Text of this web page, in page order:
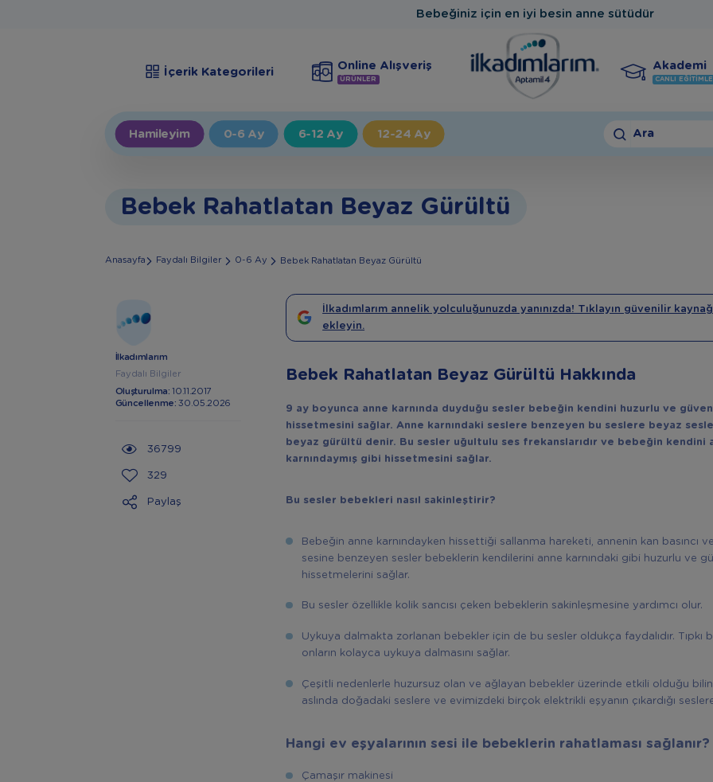
Bebeğiniz için en iyi besin anne sütüdür
İçerik Kategorileri
Online Alışveriş
ÜRÜNLER
Akademi
CANLI
Hamileyim 0-6 Ay 6-12 Ay 12-24 Ay Ara
Bebek Rahatlatan Beyaz Gürültü
Anasayfa Faydalı Bilgiler 0-6 Ay Bebek Rahatlatan Beyaz Gürültü
İlkadımlarım
Faydalı Bilgiler
Oluşturulma:10.11.2017
Güncellenme:30.05.2026
36799
329
Paylaş
İlkadımlarım annelik yolculuğunuzda yanınızda! Tıklayın güvenilir
ekleyin.
Bebek Rahatlatan Beyaz Gürültü Hakkında
9 ay boyunca anne karnında duyduğu sesler bebeğin kendini huzurlu ve
hissetmesini sağlar. Anne karnındaki seslere benzeyen bu seslere beyaz
beyaz gürültü denir. Bu sesler uğultulu ses frekanslarıdır ve bebeğin kendini
karnındaymış gibi hissetmesini sağlar.
Bu sesler bebekleri nasıl sakinleştirir?
Bebeğin anne karnındayken hissettiği sallanma hareketi, annenin kan basıncı ve
sesine benzeyen sesler bebeklerin kendilerini anne karnındaki gibi huzurlu ve
hissetmelerini sağlar.
Bu sesler özellikle kolik sancısı çeken bebeklerin sakinleşmesine yardımcı olur.
Uykuya dalmakta zorlanan bebekler için de bu sesler oldukça faydalıdır. Tıpkı
onların kolayca uykuya dalmasını sağlar.
Çeşitli nedenlerle huzursuz olan ve ağlayan bebekler üzerinde etkili olduğu
aslında doğadaki seslere ve evimizdeki birçok elektrikli eşyanın çıkardığı
Hangi ev eşyalarının sesi ile bebeklerin rahatlaması sağlanır?
Çamaşır makinesi